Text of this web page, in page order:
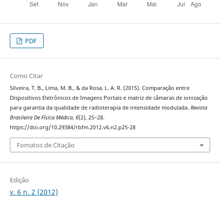
PDF
Como Citar
Silveira, T. B., Lima, M. B., & da Rosa, L. A. R. (2015). Comparação entre
Dispositivos Eletrônicos de Imagens Portais e matriz de câmaras de ionização
para garantia da qualidade de radioterapia de intensidade modulada. Revista
Brasileira De Física Médica, 6(2), 25–28.
https://doi.org/10.29384/rbfm.2012.v6.n2.p25-28
Fomatos de Citação
Edição
v. 6 n. 2 (2012)